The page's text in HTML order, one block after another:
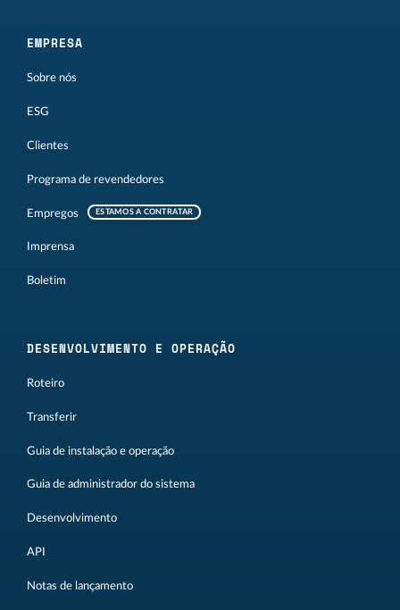
EMPRESA
Sobre nós
ESG
Clientes
Programa de revendedores
Empregos ESTAMOS A CONTRATAR
Imprensa
Boletim
DESENVOLVIMENTO E OPERAÇÃO
Roteiro
Transferir
Guia de instalação e operação
Guia de administrador do sistema
Desenvolvimento
API
Notas de lançamento